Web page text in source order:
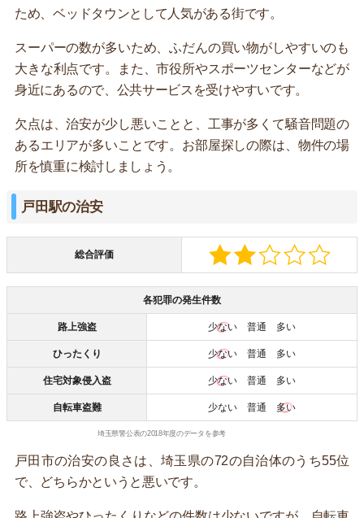
ため、ベッドタウンとして人気がある街です。
スーパーの数が多いため、ふだんの買い物がしやすいのも
大きな利点です。また、市役所やスポーツセンターなどが
身近にあるので、公共サービスを受けやすいです。
欠点は、治安が少し悪いことと、工事が多くて騒音問題の
あるエリアが多いことです。お部屋探しの際は、物件の場
所を慎重に検討しましょう。
戸田駅の治安
総合評価
各犯罪の発生件数
路上強盗 少ない 普通 多い
ひったくり 少ない 普通 多い
住宅対象侵入盗 少ない 普通 多い
自転車盗難 少ない 普通 多い
埼玉県警公表の2018年度のデータを参考
戸田市の治安の良さは、埼玉県の72の自治体のうち55位
で、どちらかというと悪いです。